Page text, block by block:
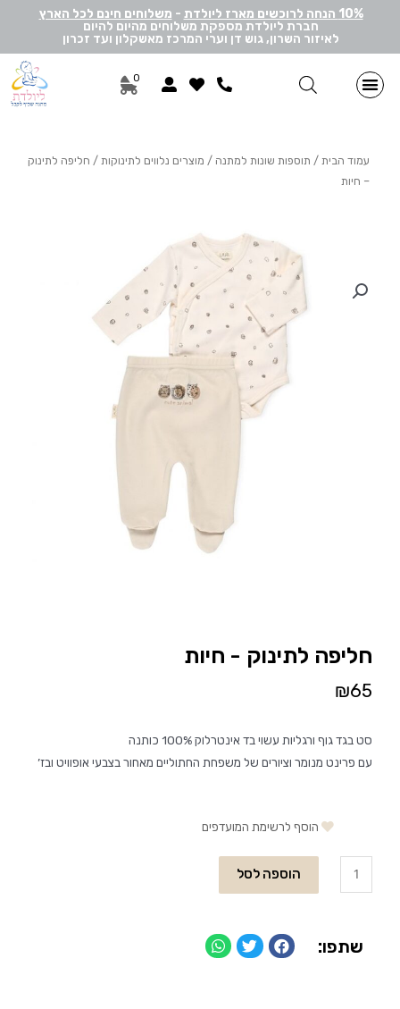
10% הנחה לרוכשים מארז ליולדת - משלוחים חינם לכל הארץ
חברת ליולדת מספקת משלוחים מהיום להיום
לאיזור השרון, גוש דן וערי המרכז מאשקלון ועד זכרון
0
עמוד הבית / תוספות שונות למתנה / מוצרים נלווים לתינוקות / חליפה לתינוק
– חיות
חליפה לתינוק - חיות
₪65
סט בגד גוף ורגליות עשוי בד אינטרלוק 100% כותנה
עם פרינט מנומר וציורים של משפחת החתוליים מאחור בצבעי אופוויט ובז’
הוסף לרשימת המועדפים
הוספה לסל
שתפו: